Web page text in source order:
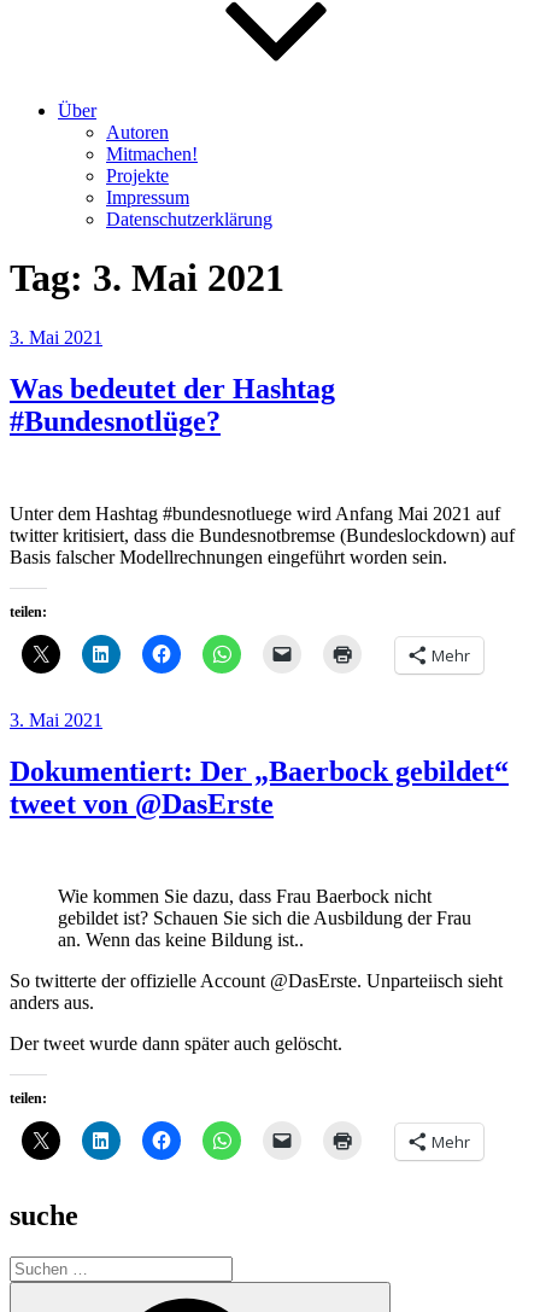
Über
Autoren
Mitmachen!
Projekte
Impressum
Datenschutzerklärung
Tag: 3. Mai 2021
Veröffentlicht
3. Mai 2021
Was bedeutet der Hashtag
#Bundesnotlüge?
Unter dem Hashtag #bundesnotluege wird Anfang Mai 2021 auf
twitter kritisiert, dass die Bundesnotbremse (Bundeslockdown) auf
Basis falscher Modellrechnungen eingeführt worden sein.
teilen:
Mehr
Veröffentlicht
3. Mai 2021
Dokumentiert: Der „Baerbock gebildet“
tweet von @DasErste
Wie kommen Sie dazu, dass Frau Baerbock nicht
gebildet ist? Schauen Sie sich die Ausbildung der Frau
an. Wenn das keine Bildung ist..
So twitterte der offizielle Account @DasErste. Unparteiisch sieht
anders aus.
Der tweet wurde dann später auch gelöscht.
teilen:
Mehr
suche
Suche
nach: